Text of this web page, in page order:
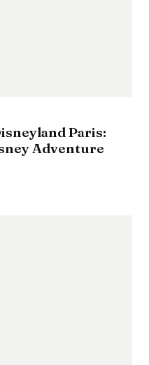
Paris:
Adventure